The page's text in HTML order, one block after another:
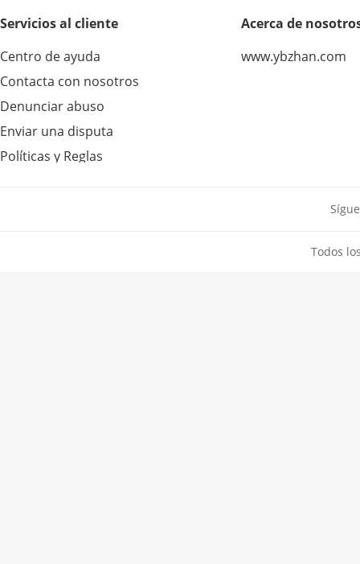
Servicios al cliente
Centro de ayuda
Contacta con nosotros
Denunciar abuso
Enviar una disputa
Políticas y Reglas
Acerca de
www.ybzhan.com
Todos